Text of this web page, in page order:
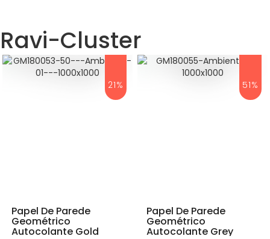
Ravi-Cluster
21%
Papel De Parede
Geométrico
Autocolante Gold
51%
Papel De Parede
Geométrico
Autocolante Grey